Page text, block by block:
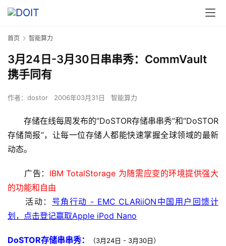
首页 智能算力
3月24日-3月30日串串秀：CommVault
携手同有
作者： dostor 2006年03月31日 智能算力
存储在线每周发布的“DoSTOR存储串串秀”和“DoSTOR
存储简报”，让每一位存储人都能快速掌握全球领域的最新
动态。
广告： IBM TotalStorage 为随需应变的环境提供强大
的功能和自由
活动： 号角行动 - EMC CLARiiON中国用户回馈计
划，点击登记赢取Apple iPod Nano
DoSTOR存储串串秀： （3月24日 - 3月30日）